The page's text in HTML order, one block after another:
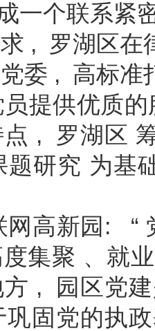
一个联系紧
, 罗湖区在
委 , 高标准
提供优质
点 , 罗湖区
研究 为基
新园: “
集聚 、就
, 园区党
固党的执